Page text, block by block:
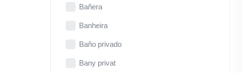
Bañera
Banheira
Baño privado
Bany privat